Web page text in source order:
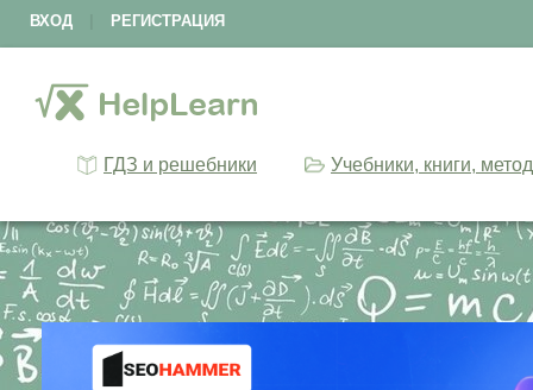
ВХОД РЕГИСТРАЦИЯ
ГДЗ и решебники Учебники, книги,